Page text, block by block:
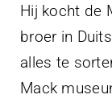
Hij kocht de
broer in
alles te
Mack